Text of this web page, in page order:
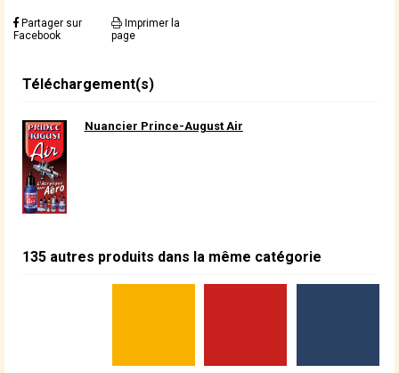
Partager sur
Facebook
Imprimer la
page
Téléchargement(s)
Nuancier Prince-August Air
135 autres produits dans la même catégorie